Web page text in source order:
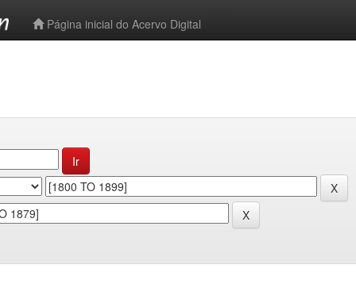
Página inicial do Acervo Digital